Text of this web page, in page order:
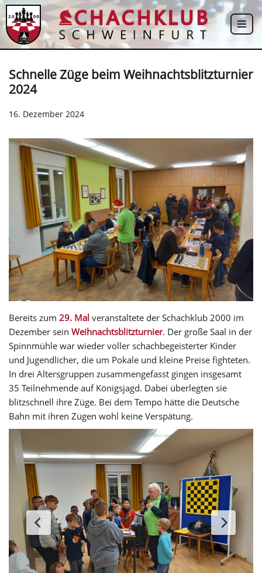
Zum
Inhalt
Schnelle Züge beim Weihnachtsblitzturnier
2024
16. Dezember 2024
Bereits zum 29. Mal veranstaltete der Schachklub 2000 im
Dezember sein Weihnachtsblitzturnier. Der große Saal in der
Spinnmühle war wieder voller schachbegeisterter Kinder
und Jugendlicher, die um Pokale und kleine Preise fighteten.
In drei Altersgruppen zusammengefasst gingen insgesamt
35 Teilnehmende auf Königsjagd. Dabei überlegten sie
blitzschnell ihre Züge. Bei dem Tempo hätte die Deutsche
Bahn mit ihren Zügen wohl keine Verspätung.